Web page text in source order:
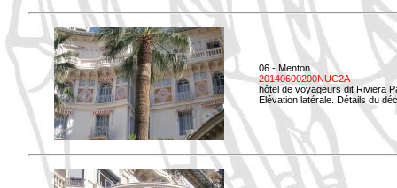
06 - Menton
20140600200NUC2A
hôtel de voyageurs dit Riviera
Elévation latérale. Détails du